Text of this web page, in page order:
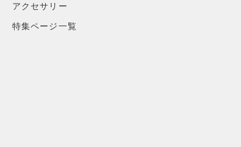
アクセサリー
特集ページ一覧